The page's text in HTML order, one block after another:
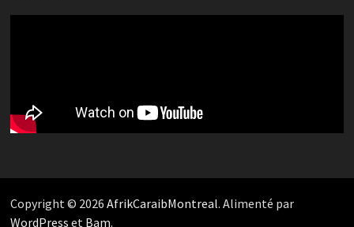
Copyright © 2026 AfrikCaraibMontreal. Alimenté par
WordPress et Bam.